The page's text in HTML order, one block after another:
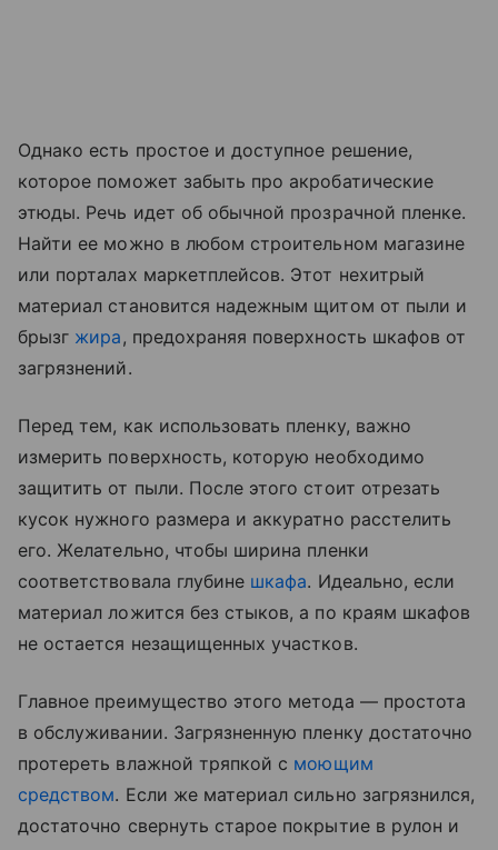
Однако есть простое и доступное решение,
которое поможет забыть про акробатические
этюды. Речь идет об обычной прозрачной пленке.
Найти ее можно в любом строительном магазине
или порталах маркетплейсов. Этот нехитрый
материал становится надежным щитом от пыли и
брызг жира, предохраняя поверхность шкафов от
загрязнений.
Перед тем, как использовать пленку, важно
измерить поверхность, которую необходимо
защитить от пыли. После этого стоит отрезать
кусок нужного размера и аккуратно расстелить
его. Желательно, чтобы ширина пленки
соответствовала глубине шкафа. Идеально, если
материал ложится без стыков, а по краям шкафов
не остается незащищенных участков.
Главное преимущество этого метода — простота
в обслуживании. Загрязненную пленку достаточно
протереть влажной тряпкой с моющим
средством. Если же материал сильно загрязнился,
достаточно свернуть старое покрытие в рулон и